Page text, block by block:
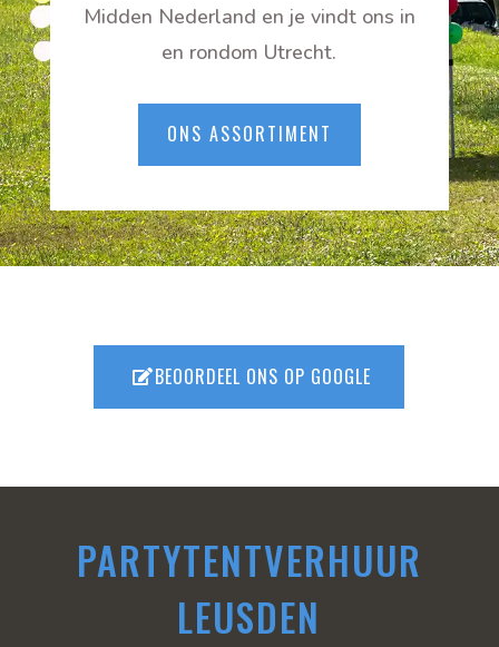
Midden Nederland en je vindt ons in
en rondom Utrecht.
ONS ASSORTIMENT
BEOORDEEL ONS OP GOOGLE
PARTYTENTVERHUUR
LEUSDEN